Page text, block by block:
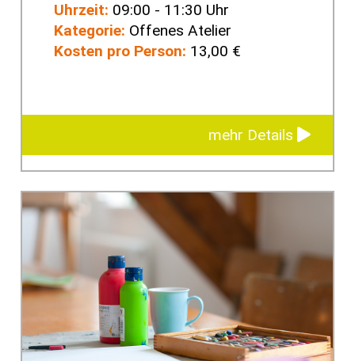
Uhrzeit: 09:00 - 11:30 Uhr
Kategorie: Offenes Atelier
Kosten pro Person: 13,00 €
mehr Details